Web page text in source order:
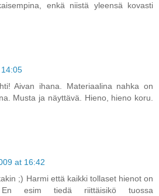
enkä niistä yleensä kovasti
Aivan ihana. Materiaalina nahka on
Musta ja näyttävä. Hieno, hieno koru.
at 16:42
;) Harmi että kaikki tollaset hienot on
esim tiedä riittäisikö tuossa